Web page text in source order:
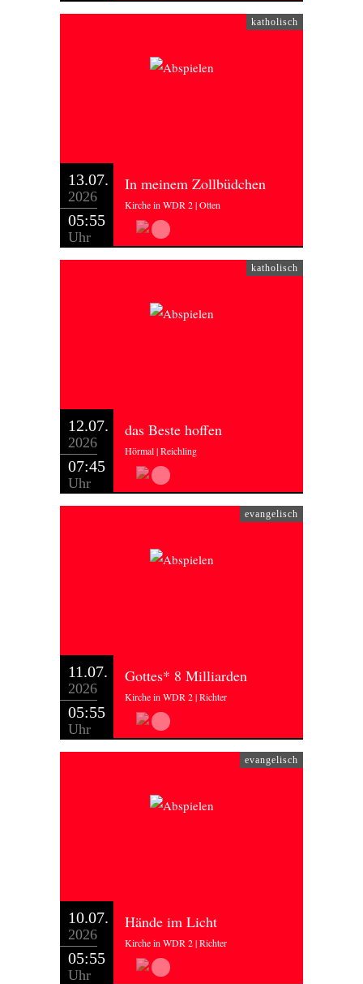
katholisch
13.07.
2026
05:55
Uhr
In meinem Zollbüdchen
Kirche in WDR 2 | Otten
katholisch
12.07.
2026
07:45
Uhr
das Beste hoffen
Hörmal | Reichling
evangelisch
11.07.
2026
05:55
Uhr
Gottes* 8 Milliarden
Kirche in WDR 2 | Richter
evangelisch
10.07.
2026
05:55
Uhr
Hände im Licht
Kirche in WDR 2 | Richter